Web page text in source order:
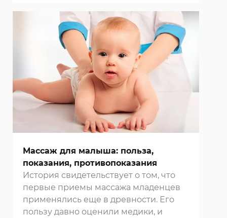
клинике в Москвеи строго
придерживаться всех рекомендаций
своего лечащего врача.
Массаж для малыша: польза,
показания, противопоказания
История свидетельствует о том, что
первые приемы массажа младенцев
применялись еще в древности. Его
пользу давно оценили медики, и